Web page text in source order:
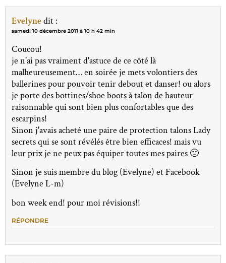
Evelynedit :
samedi 10 décembre 2011 à 10 h 42 min
Coucou!
je n'ai pas vraiment d'astuce de ce côté là
malheureusement… en soirée je mets volontiers des
ballerines pour pouvoir tenir debout et danser! ou alors
je porte des bottines/shoe boots à talon de hauteur
raisonnable qui sont bien plus confortables que des
escarpins!
Sinon j'avais acheté une paire de protection talons Lady
secrets qui se sont révélés être bien efficaces! mais vu
leur prix je ne peux pas équiper toutes mes paires 🙁
Sinon je suis membre du blog (Evelyne) et Facebook
(Evelyne L-m)
bon week end! pour moi révisions!!
RÉPONDRE